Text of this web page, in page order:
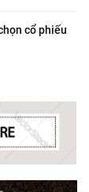
cổ phiếu